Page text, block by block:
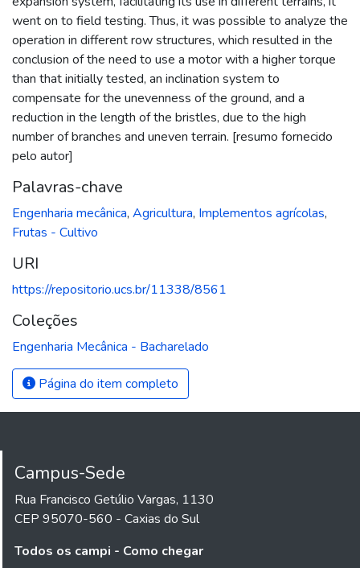
went on to field testing. Thus, it was possible to analyze the
operation in different row structures, which resulted in the
conclusion of the need to use a motor with a higher torque
than that initially tested, an inclination system to
compensate for the unevenness of the ground, and a
reduction in the length of the bristles, due to the high
number of branches and uneven terrain. [resumo fornecido
pelo autor]
Palavras-chave
Engenharia mecânica, Agricultura, Implementos agrícolas,
Frutas - Cultivo
URI
https://repositorio.ucs.br/11338/8561
Coleções
Engenharia Mecânica - Bacharelado
Página do item completo
Campus-Sede
Rua Francisco Getúlio Vargas, 1130
CEP 95070-560 - Caxias do Sul
Todos os campi - Como chegar